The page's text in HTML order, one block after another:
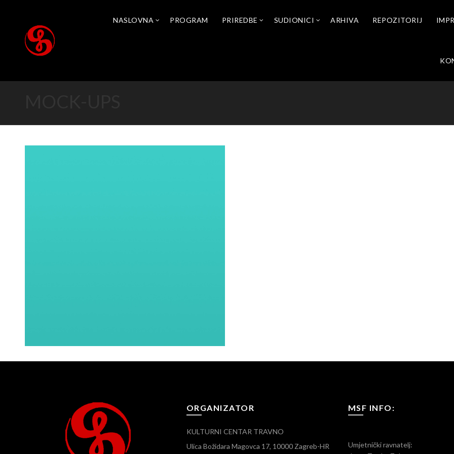
NASLOVNA PROGRAM PRIREDBE SUDIONICI ARHIVA REPOZITORIJ
ORGANIZATOR
KULTURNI CENTAR TRAVNO
Ulica Božidara Magovca 17, 10000 Zagreb-HR
MSF INFO:
Umjetnički ravnatelj: